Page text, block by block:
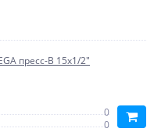
пресс-В 15х1/2"
0
0